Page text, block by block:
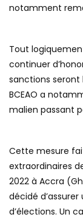
notamment
Tout
continuer
sanctions seront
BCEAO a
malien passant
Cette mesure
extraordinaires
2022 à Accra
décidé
d’élections. Un